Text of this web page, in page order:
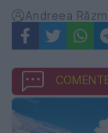
Andreea